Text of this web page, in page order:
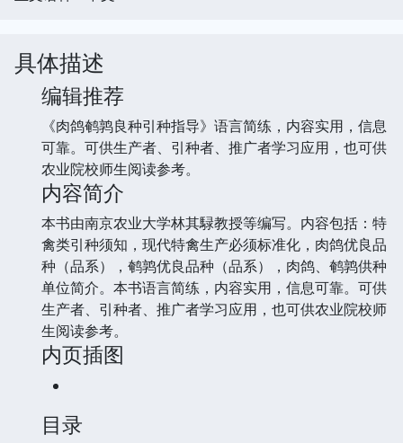
具体描述
编辑推荐
《肉鸽鹌鹑良种引种指导》语言简练，内容实用，信息
可靠。可供生产者、引种者、推广者学习应用，也可供
农业院校师生阅读参考。
内容简介
本书由南京农业大学林其騄教授等编写。内容包括：特
禽类引种须知，现代特禽生产必须标准化，肉鸽优良品
种（品系），鹌鹑优良品种（品系），肉鸽、鹌鹑供种
单位简介。本书语言简练，内容实用，信息可靠。可供
生产者、引种者、推广者学习应用，也可供农业院校师
生阅读参考。
内页插图
目录